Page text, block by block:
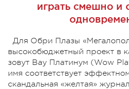
играть смешно и
Для Обри Плазы
высокобюджетный проект в
зовут Вау Платинум (Wow
имя соответствует
скандальная «желтая»